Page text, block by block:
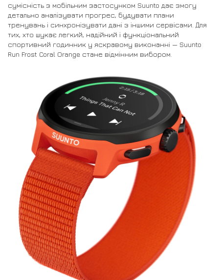
сумісність з мобільним застосунком Suunto дає змогу
детально аналізувати прогрес, будувати плани
тренувань і синхронізувати дані з іншими сервісами. Для
тих, хто шукає легкий, надійний і функціональний
спортивний годинник у яскравому виконанні — Suunto
Run Frost Coral Orange стане відмінним вибором.